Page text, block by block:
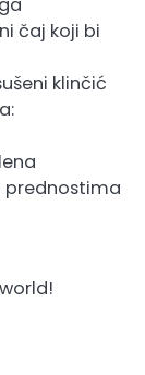
čaj koji bi
klinčić
prednostima